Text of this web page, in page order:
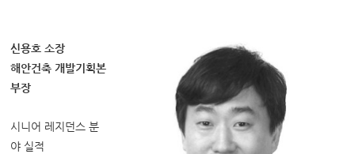
신용호 소장
해안건축 개발기획본
부장
시니어 레지던스 분
야 실적